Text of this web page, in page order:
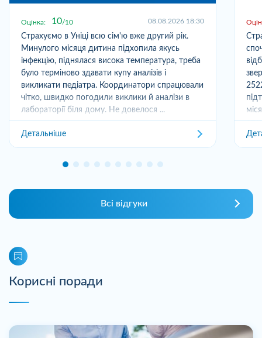
Оцінка: 10 10 08.08.2026 18:30
Страхуємо в Уніці всю сім'ю вже другий рік.
Минулого місяця дитина підхопила якусь
інфекцію, піднялася висока температура, треба
було терміново здавати купу аналізів і
викликати педіатра. Координатори спрацювали
чітко, швидко погодили виклики й аналізи в
лабораторії біля дому. Не довелося ...
Детальніше
Всі відгуки
Корисні поради